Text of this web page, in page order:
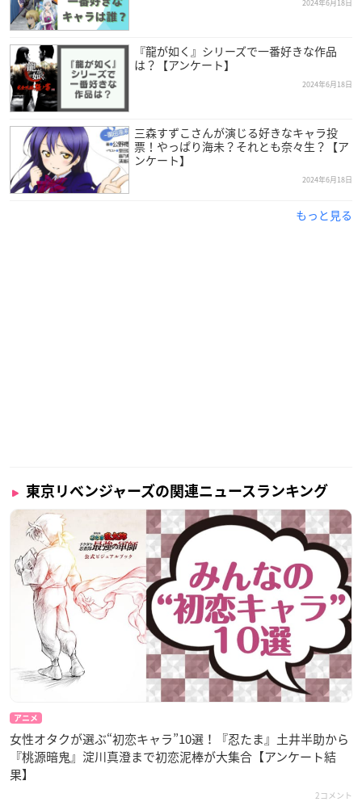
2024年6月18日
『龍が如く』シリーズで一番好きな作品
は？【アンケート】
2024年6月18日
三森すずこさんが演じる好きなキャラ投
票！やっぱり海未？それとも奈々生？【ア
ンケート】
2024年6月18日
もっと見る
東京リベンジャーズの関連ニュースランキング
アニメ
女性オタクが選ぶ“初恋キャラ”10選！『忍たま』土井半助から
『桃源暗鬼』淀川真澄まで初恋泥棒が大集合【アンケート結
果】
2コメント